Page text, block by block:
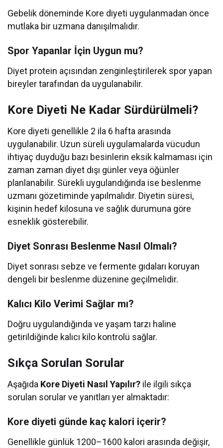
Gebelik döneminde Kore diyeti uygulanmadan önce
mutlaka bir uzmana danışılmalıdır.
Spor Yapanlar İçin Uygun mu?
Diyet protein açısından zenginleştirilerek spor yapan
bireyler tarafından da uygulanabilir.
Kore Diyeti Ne Kadar Sürdürülmeli?
Kore diyeti genellikle 2 ila 6 hafta arasında
uygulanabilir. Uzun süreli uygulamalarda vücudun
ihtiyaç duyduğu bazı besinlerin eksik kalmaması için
zaman zaman diyet dışı günler veya öğünler
planlanabilir. Sürekli uygulandığında ise beslenme
uzmanı gözetiminde yapılmalıdır. Diyetin süresi,
kişinin hedef kilosuna ve sağlık durumuna göre
esneklik gösterebilir.
Diyet Sonrası Beslenme Nasıl Olmalı?
Diyet sonrası sebze ve fermente gıdaları koruyan
dengeli bir beslenme düzenine geçilmelidir.
Kalıcı Kilo Verimi Sağlar mı?
Doğru uygulandığında ve yaşam tarzı haline
getirildiğinde kalıcı kilo kontrolü sağlar.
Sıkça Sorulan Sorular
Aşağıda Kore Diyeti Nasıl Yapılır? ile ilgili sıkça
sorulan sorular ve yanıtları yer almaktadır:
Kore diyeti günde kaç kalori içerir?
Genellikle günlük 1200–1600 kalori arasında değişir,